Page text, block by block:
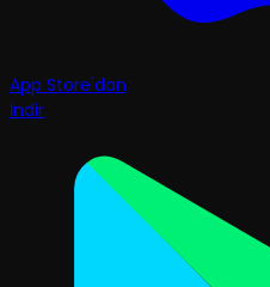
App Store'dan
İndir